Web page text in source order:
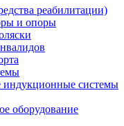
реабилитации)
и опоры
индукционные системы
оборудование